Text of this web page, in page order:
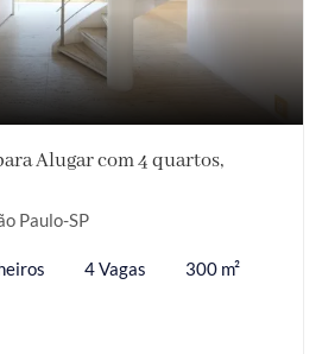
Alugar com 4 quartos,
Paulo-SP
4 Vagas 300 m²